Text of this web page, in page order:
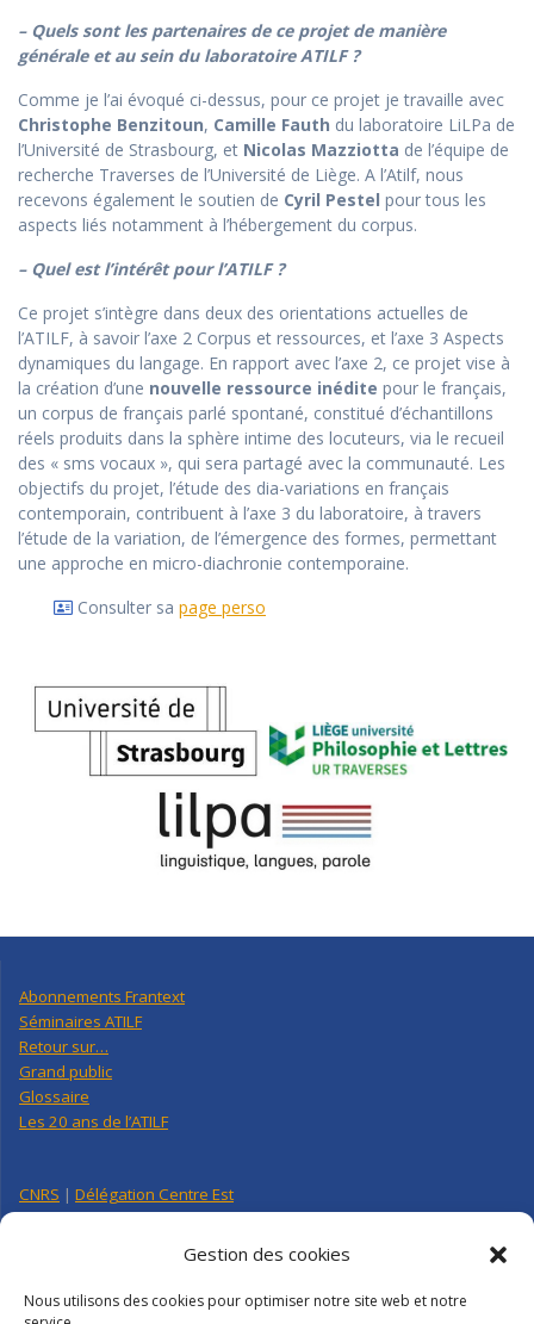
Gestion des cookies
Nous utilisons des cookies pour optimiser notre site web et notre
– Quels sont les partenaires de ce projet de manière
générale et au sein du laboratoire ATILF ?
Comme je l’ai évoqué ci-dessus, pour ce projet je travaille avec
Christophe Benzitoun, Camille Fauth du laboratoire LiLPa de
l’Université de Strasbourg, et Nicolas Mazziotta de l’équipe de
recherche Traverses de l’Université de Liège. A l’Atilf, nous
recevons également le soutien de Cyril Pestel pour tous les
aspects liés notamment à l’hébergement du corpus.
– Quel est l’intérêt pour l’ATILF ?
Ce projet s’intègre dans deux des orientations actuelles de
l’ATILF, à savoir l’axe 2 Corpus et ressources, et l’axe 3 Aspects
dynamiques du langage. En rapport avec l’axe 2, ce projet vise à
la création d’une nouvelle ressource inédite pour le français,
un corpus de français parlé spontané, constitué d’échantillons
réels produits dans la sphère intime des locuteurs, via le recueil
des « sms vocaux », qui sera partagé avec la communauté. Les
objectifs du projet, l’étude des dia-variations en français
contemporain, contribuent à l’axe 3 du laboratoire, à travers
l’étude de la variation, de l’émergence des formes, permettant
une approche en micro-diachronie contemporaine.
Consulter sa page perso
Abonnements Frantext
Séminaires ATILF
Retour sur…
Grand public
Glossaire
Les 20 ans de l’ATILF
CNRS | Délégation Centre Est
Université de Lorraine
CNRS Hebdo Centre-Est